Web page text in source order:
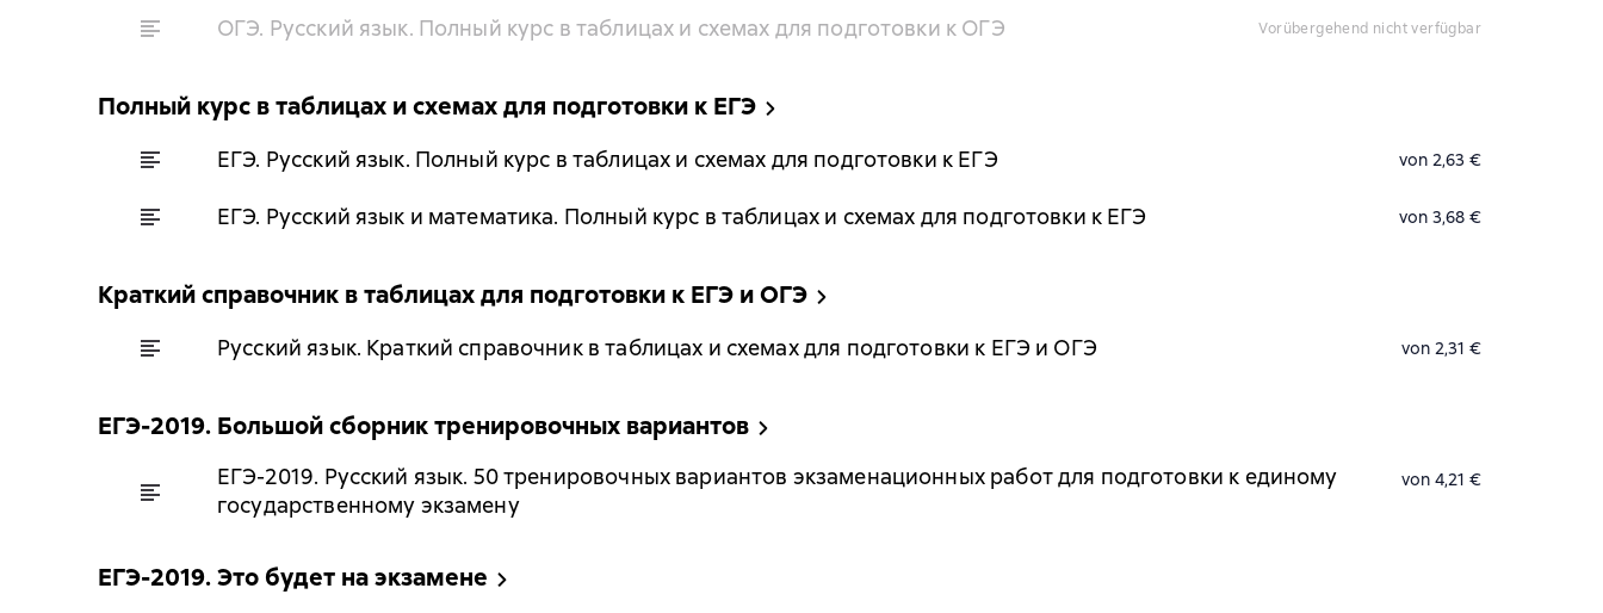
ОГЭ. Русский язык. Полный курс в таблицах и схемах для подготовки к ОГЭ vorübergehend nicht verfügbar
Полный курс в таблицах и схемах для подготовки к ЕГЭ
ЕГЭ. Русский язык. Полный курс в таблицах и схемах для подготовки к ЕГЭ von 2,63 €
ЕГЭ. Русский язык и математика. Полный курс в таблицах и схемах для подготовки к ЕГЭ von 3,68 €
Краткий справочник в таблицах для подготовки к ЕГЭ и ОГЭ
Русский язык. Краткий справочник в таблицах и схемах для подготовки к ЕГЭ и ОГЭ von 2,31 €
ЕГЭ-2019. Большой сборник тренировочных вариантов
ЕГЭ-2019. Русский язык. 50 тренировочных вариантов экзаменационных работ для подготовки к единому
государственному экзамену
von 4,21 €
ЕГЭ-2019. Это будет на экзамене